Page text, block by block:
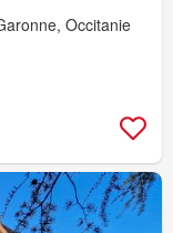
Occitanie